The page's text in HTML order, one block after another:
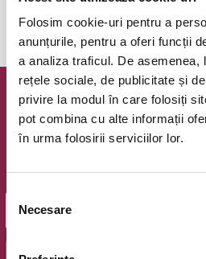
Folosim cookie-uri pentru a
anunțurile, pentru a oferi funcții
a analiza traficul. De asemenea,
rețele sociale, de publicitate și
privire la modul în care folosiți
pot combina cu alte informații
în urma folosirii serviciilor lor.
Selecția
consimțământului
Necesare
Newsletter
Oferte exclusive si o editie
OK